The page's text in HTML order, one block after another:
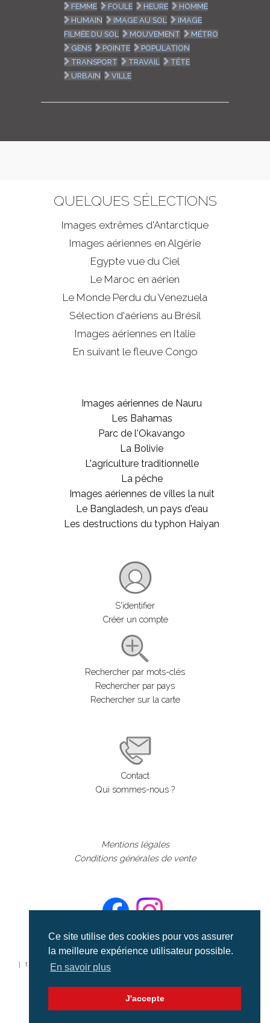
Ce site utilise des cookies pour vos assurer
la meilleure expérience utilisateur possible.
En savoir plus
J'accepte
FEMME
FOULE HEURE
HOMME
HUMAIN
IMAGE AU SOL
IMAGE
FILMÉE DU SOL
MOUVEMENT
MÉTRO
GENS
POINTE
POPULATION
TRANSPORT
TRAVAIL
TÊTE
URBAIN
VILLE
QUELQUES SÉLECTIONS
Images extrêmes d'Antarctique
Images aériennes en Algérie
Egypte vue du Ciel
Le Maroc en aérien
Le Monde Perdu du Venezuela
Sélection d'aériens au Brésil
Images aériennes en Italie
En suivant le fleuve Congo
Images aériennes de Nauru
Les Bahamas
Parc de l'Okavango
La Bolivie
L'agriculture traditionnelle
La pêche
Images aériennes de villes la nuit
Le Bangladesh, un pays d'eau
Les destructions du typhon Haiyan
S'identifier
Créer un compte
Rechercher par mots-clés
Rechercher par pays
Rechercher sur la carte
Contact
Qui sommes-nous ?
Mentions légales
Conditions générales de vente
©aerialcollection marque déposée 2024
| tous droits réservés | aerialcollection.fr banque d'images
aériennes et documentaires video et cinéma |